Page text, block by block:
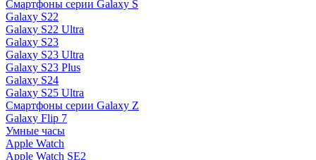
Смартфоны серии Galaxy S
Galaxy S22
Galaxy S22 Ultra
Galaxy S23
Galaxy S23 Ultra
Galaxy S23 Plus
Galaxy S24
Galaxy S25 Ultra
Смартфоны серии Galaxy Z
Galaxy Flip 7
Умные часы
Apple Watch
Apple Watch SE2